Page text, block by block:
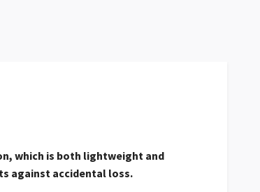
which is both lightweight and
against accidental loss.